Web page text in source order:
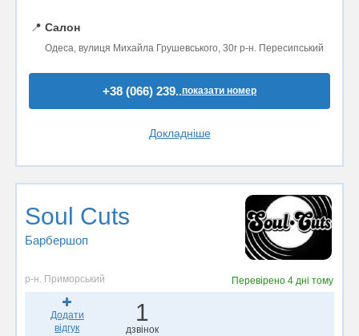
📍 Салон
Одеса, вулиця Михайла Грушевського, 30г р-н. Пересипський
+38 (066) 239..показати номер
Докладніше
Soul Cuts
Барбершоп
р-н. Приморський Перевірено4 дні тому
Додати
відгук
1
дзвінок